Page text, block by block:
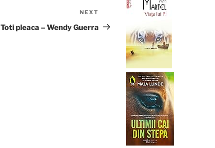
Post
NEXT
Toti pleaca – Wendy Guerra